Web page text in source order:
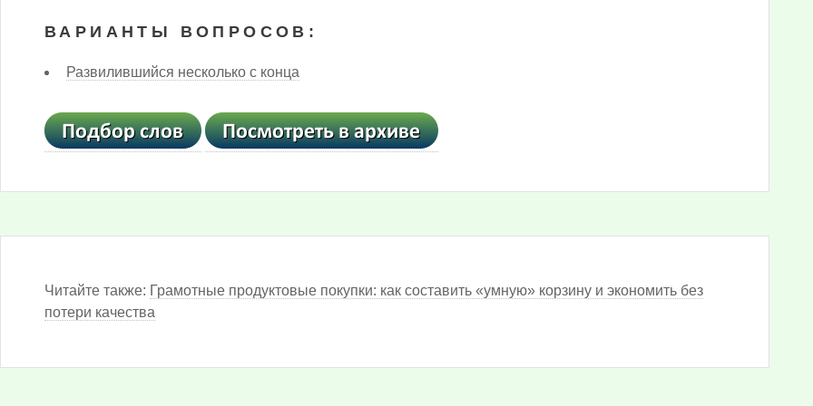
ВАРИАНТЫ ВОПРОСОВ:
Развилившийся несколько с конца
Читайте также: Грамотные продуктовые покупки: как составить «умную» корзину и экономить без
потери качества